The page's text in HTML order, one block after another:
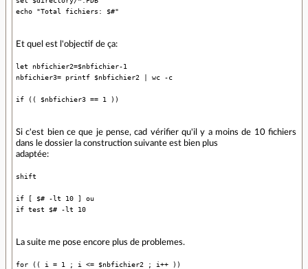
echo "Total fichiers: $#"
Et quel est l'objectif de ça:
let nbfichier2=$nbfichier-1
nbfichier3= printf $nbfichier2 | wc -c
if (( $nbfichier3 == 1 ))
Si c'est bien ce que je pense, cad vérifier qu'il y a moins de 10 fichiers
dans le dossier la construction suivante est bien plus
adaptée:
shift
if [ $# -lt 10 ] ou
if test $# -lt 10
La suite me pose encore plus de problemes.
for (( i = 1 ; i <= $nbfichier2 ; i++ ))